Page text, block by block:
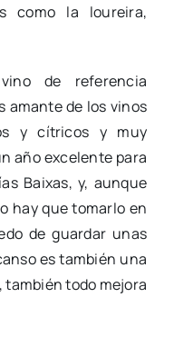
como la loureira,
de referencia
amante de los vinos
y cítricos y muy
año excelente para
Baixas, y, aunque
hay que tomarlo en
de guardar unas
es también una
también todo mejora